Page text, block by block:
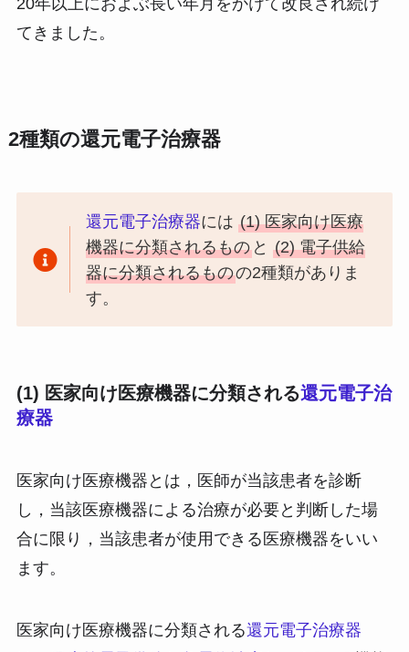
てきました。
2種類の還元電子治療器
還元電子治療器には(1) 医家向け医療
機器に分類されるもの と(2) 電子供給
器に分類されるものの2種類がありま
す。
(1) 医家向け医療機器に分類される還元電子治
療器
医家向け医療機器とは，医師が当該患者を診断
し，当該医療機器による治療が必要と判断した場
合に限り，当該患者が使用できる医療機器をいい
ます。
医家向け医療機器に分類される還元電子治療器